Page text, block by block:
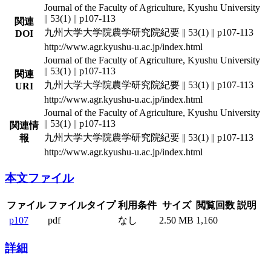
関連
DOI
Journal of the Faculty of Agriculture, Kyushu University
|| 53(1) || p107-113
九州大学大学院農学研究院紀要 || 53(1) || p107-113
http://www.agr.kyushu-u.ac.jp/index.html
関連
URI
Journal of the Faculty of Agriculture, Kyushu University
|| 53(1) || p107-113
九州大学大学院農学研究院紀要 || 53(1) || p107-113
http://www.agr.kyushu-u.ac.jp/index.html
関連情
報
Journal of the Faculty of Agriculture, Kyushu University
|| 53(1) || p107-113
九州大学大学院農学研究院紀要 || 53(1) || p107-113
http://www.agr.kyushu-u.ac.jp/index.html
本文ファイル
ファイル ファイルタイプ 利用条件 サイズ 閲覧回数 説明
p107
pdf なし 2.50 MB 1,160
詳細